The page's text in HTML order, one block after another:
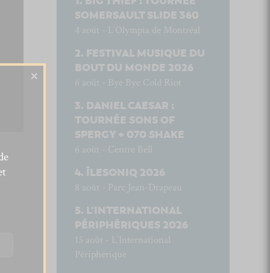
SOMERSAULT SLIDE 360
4 août - L’Olympia de Montréal
FESTIVAL MUSIQUE DU
BOUT DU MONDE 2026
6 août - Bye Bye Cold Riot
DANIEL CAESAR :
TOURNÉE SONS OF
SPERGY + 070 SHAKE
6 août - Centre Bell
ÎLESONIQ 2026
8 août - Parc Jean-Drapeau
L’INTERNATIONAL
PÉRIPHÉRIQUES 2026
13 août - L’International
Périphérique
×